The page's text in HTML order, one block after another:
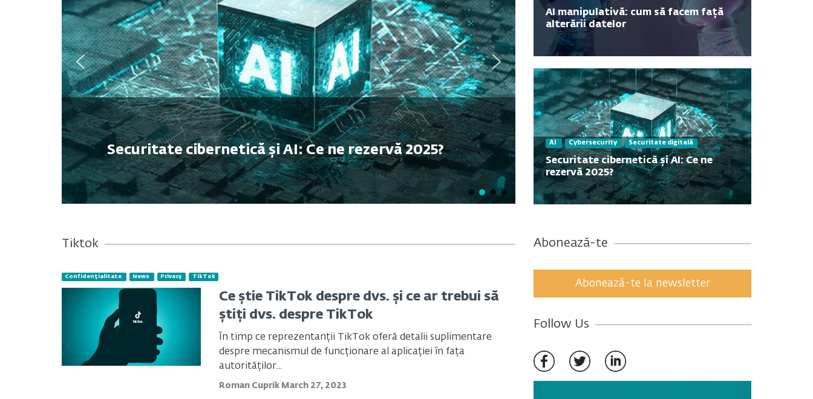
Contact
Securitate cibernetică și AI: Ce ne rezervă 2025?
AI manipulativă: cum să facem față
alterării datelor
AI Cybersecurity Securitate digitală
Securitate cibernetică și AI: Ce ne
rezervă 2025?
Tiktok
Confidențialitate News Privacy TikTok
Ce știe TikTok despre dvs. și ce ar trebui să
știți dvs. despre TikTok
În timp ce reprezentanții TikTok oferă detalii suplimentare
despre mecanismul de funcționare al aplicației în fața
autorităților...
Roman Cuprik March 27, 2023
Abonează-te
Abonează-te la newsletter
Follow Us